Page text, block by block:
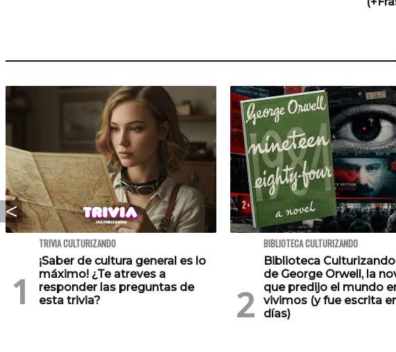
TRIVIA CULTURIZANDO
¡Saber de cultura general es lo
máximo! ¿Te atreves a
responder las preguntas de
esta trivia?
BIBLIOTECA CULTURIZANDO
Biblioteca
de George Orwell, la
que predijo el mundo
vivimos (y fue escrita
días)